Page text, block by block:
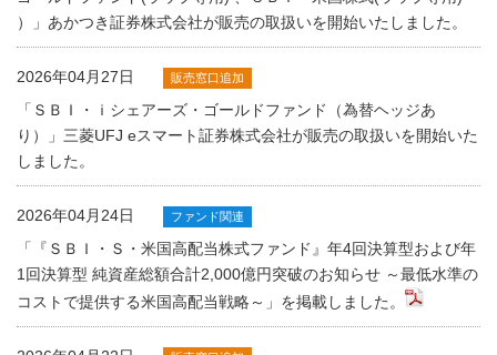
）」あかつき証券株式会社が販売の取扱いを開始いたしました。
2026年04月27日 販売窓口追加
「ＳＢＩ・ｉシェアーズ・ゴールドファンド（為替ヘッジあ
り）」三菱UFJ eスマート証券株式会社が販売の取扱いを開始いた
しました。
2026年04月24日 ファンド関連
「『ＳＢＩ・Ｓ・米国高配当株式ファンド』年4回決算型および年
1回決算型 純資産総額合計2,000億円突破のお知らせ ～最低水準の
コストで提供する米国高配当戦略～」を掲載しました。